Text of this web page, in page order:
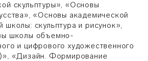
скульптуры», «Основы
«Основы академической
школы: скульптура и рисунок»,
школы объемно-
и цифрового художественного
«Дизайн. Формирование